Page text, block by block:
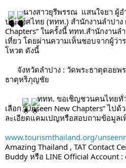
นางสาวยุรีพรรณ  แสนใจยา ผู้อ
ประเทศไทย (ททท.) สำนักงานลำปาง
Chapters” ในครั้งนี้ ททท.สำนักงานล
เที่ยว โดยผ่านความเห็นชอบจากผู้ว่า
โหวต ดังนี้
ธาตุหริภุญชัย
ททท. ขอเชิญชวนคนไทยทั่
เลือก “Unseen New Chapters” ไป
ละเอียดแคมเปญหรือสอบถามข้อมูลเ
www.tourismthailand.org/
Amazing Thailand , TAT Contact
Buddy หรือ LINE Official Account :